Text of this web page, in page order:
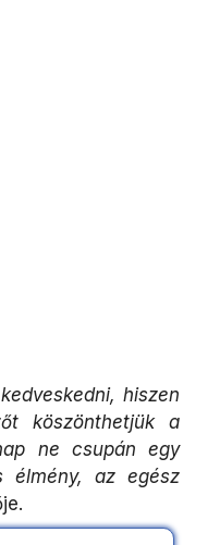
hiszen
köszönthetjük a
ne csupán egy
élmény, az egész